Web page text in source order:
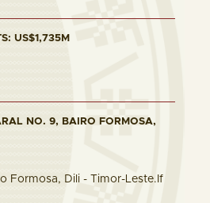
US$1,735M
NO. 9, BAIRO FORMOSA,
Formosa, Dili - Timor-Leste.If